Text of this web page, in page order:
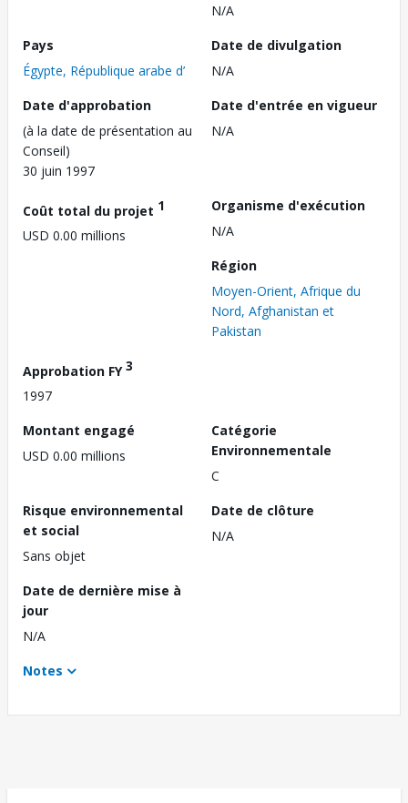
N/A
Pays
Égypte, République arabe d’
Date de divulgation
N/A
Date d'approbation
(à la date de présentation au
Conseil)
30 juin 1997
Date d'entrée en vigueur
N/A
Coût total du projet 1
USD 0.00 millions
Organisme d'exécution
N/A
Région
Moyen-Orient, Afrique du
Nord, Afghanistan et
Pakistan
Approbation FY3
1997
Montant engagé
USD 0.00 millions
Catégorie
Environnementale
C
Risque environnemental
et social
Sans objet
Date de clôture
N/A
Date de dernière mise à
jour
N/A
Notes